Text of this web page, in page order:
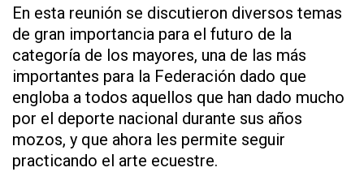
En esta reunión se discutieron diversos temas
de gran importancia para el futuro de la
categoría de los mayores, una de las más
importantes para la Federación dado que
engloba a todos aquellos que han dado mucho
por el deporte nacional durante sus años
mozos, y que ahora les permite seguir
practicando el arte ecuestre.